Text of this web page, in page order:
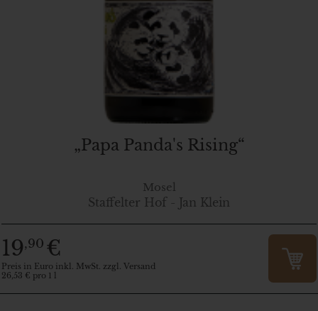
„Papa Panda's Rising“
Mosel
Staffelter Hof - Jan Klein
19,90 €
Preis in Euro inkl. MwSt. zzgl. Versand
26,53 € pro 1 l